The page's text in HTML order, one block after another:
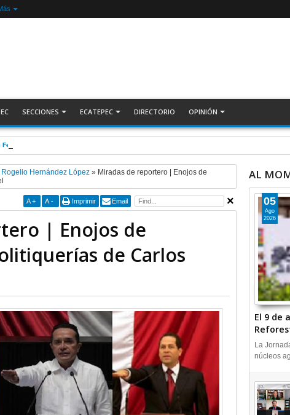
SECCIONES ECATEPEC DIRECTORIO OPINIÓN
Vilchis en Ecatepec financió publicaciones en redes sociales en contra de Azucena
Rogelio Hernández López» Miradas de reportero | Enojos de
A + A - Imprimir Email
| Enojos de
de Carlos
AL
El 9 de
+Video
05
Ago
2026
La
núcleos